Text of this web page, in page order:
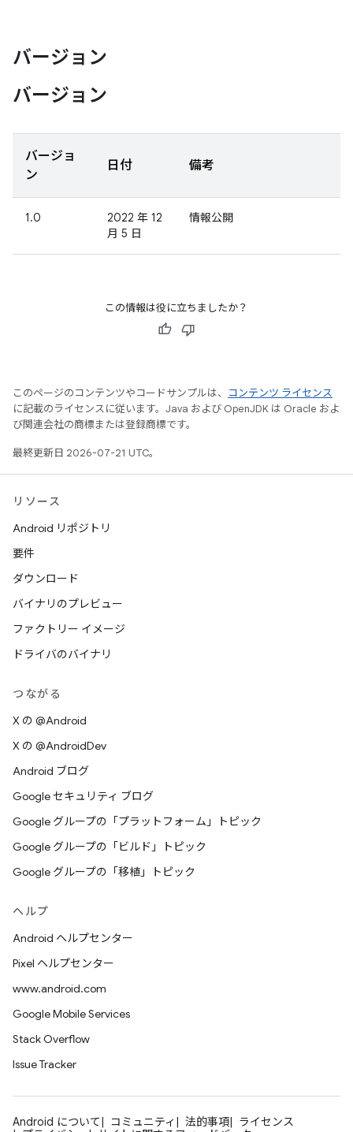
バージョン
バージョン
バージョ
ン
日付 備考
1.0
2022 年 12
月 5 日
情報公開
この情報は役に立ちましたか？
このページのコンテンツやコードサンプルは、
コンテンツ ライセンス
に記載のライセンスに従います。Java および OpenJDK は Oracle およ
び関連会社の商標または登録商標です。
最終更新日 2026-07-21 UTC。
リソース
Android リポジトリ
要件
ダウンロード
バイナリのプレビュー
ファクトリー イメージ
ドライバのバイナリ
つながる
X の @Android
X の @AndroidDev
Android ブログ
Google セキュリティ ブログ
Google グループの「プラットフォーム」トピック
Google グループの「ビルド」トピック
Google グループの「移植」トピック
ヘルプ
Android ヘルプセンター
Pixel ヘルプセンター
www.android.com
Google Mobile Services
Stack Overflow
Issue Tracker
Android について コミュニティ 法的事項
ライセンス